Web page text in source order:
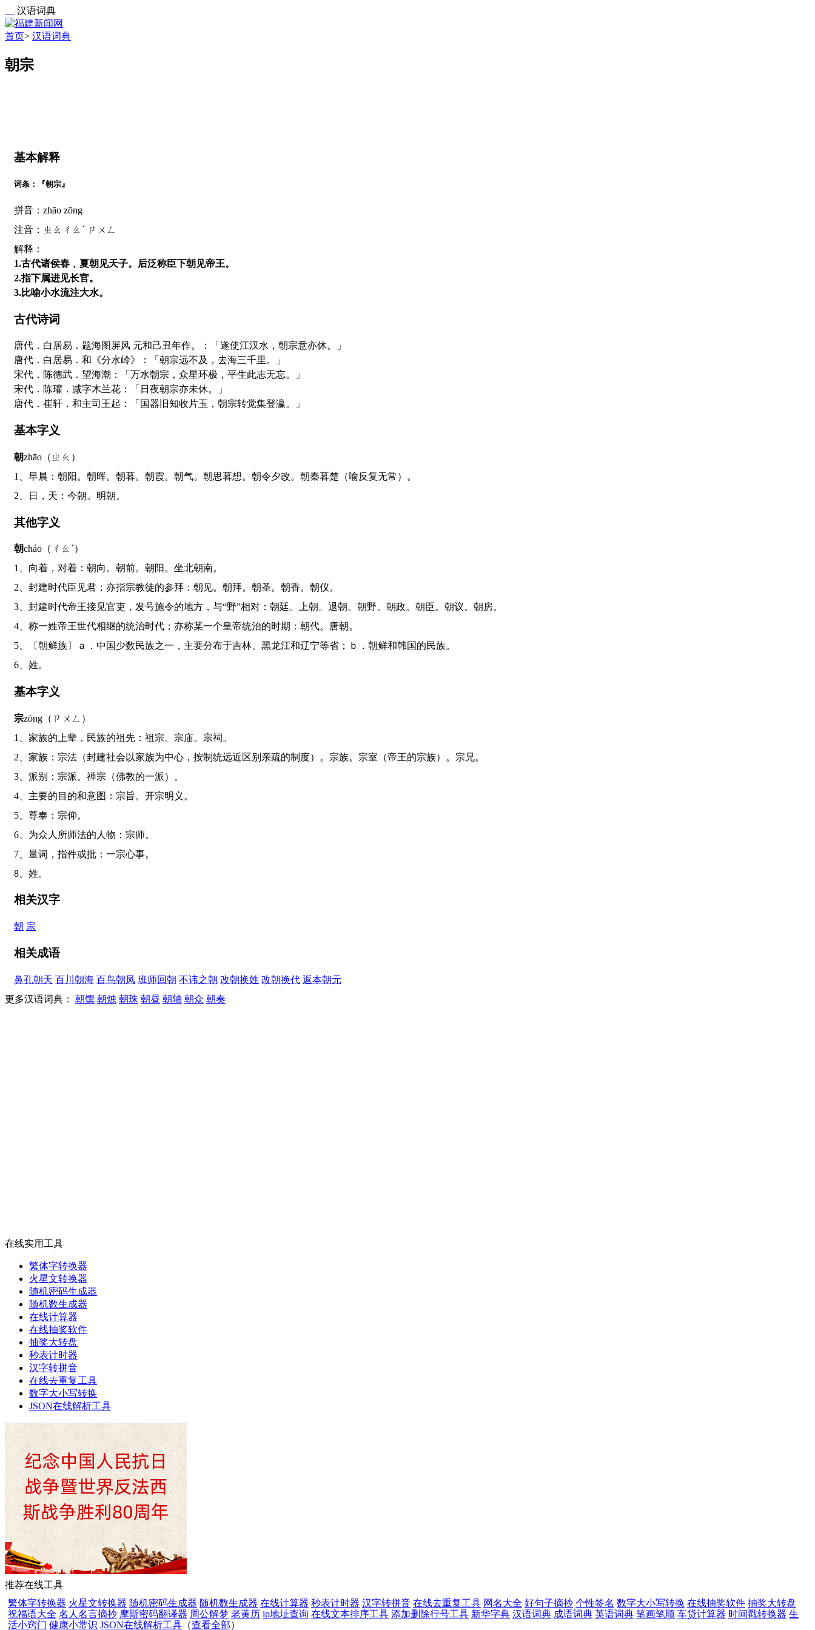
汉语词典
首页> 汉语词典
朝宗
基本解释
词条：『朝宗』
拼音：zhāo zōng
注音：ㄓㄠㄔㄠˊ ㄗㄨㄥ
解释：
1.古代诸侯春﹑夏朝见天子。后泛称臣下朝见帝王。
2.指下属进见长官。
3.比喻小水流注大水。
古代诗词
唐代．白居易．题海图屏风 元和己丑年作。：「遂使江汉水，朝宗意亦休。」
唐代．白居易．和《分水岭》：「朝宗远不及，去海三千里。」
宋代．陈德武．望海潮：「万水朝宗，众星环极，平生此志无忘。」
宋代．陈瓘．减字木兰花：「日夜朝宗亦未休。」
唐代．崔轩．和主司王起：「国器旧知收片玉，朝宗转觉集登瀛。」
基本字义
朝zhāo（ㄓㄠ）
1、早晨：朝阳。朝晖。朝暮。朝霞。朝气。朝思暮想。朝令夕改。朝秦暮楚（喻反复无常）。
2、日，天：今朝。明朝。
其他字义
朝cháo（ㄔㄠˊ）
1、向着，对着：朝向。朝前。朝阳。坐北朝南。
2、封建时代臣见君；亦指宗教徒的参拜：朝见。朝拜。朝圣。朝香。朝仪。
3、封建时代帝王接见官吏，发号施令的地方，与“野”相对：朝廷。上朝。退朝。朝野。朝政。朝臣。朝议。朝房。
4、称一姓帝王世代相继的统治时代；亦称某一个皇帝统治的时期：朝代。唐朝。
5、〔朝鲜族〕ａ．中国少数民族之一，主要分布于吉林、黑龙江和辽宁等省；ｂ．朝鲜和韩国的民族。
6、姓。
基本字义
宗zōng（ㄗㄨㄥ）
1、家族的上辈，民族的祖先：祖宗。宗庙。宗祠。
2、家族：宗法（封建社会以家族为中心，按制统远近区别亲疏的制度）。宗族。宗室（帝王的宗族）。宗兄。
3、派别：宗派。禅宗（佛教的一派）。
4、主要的目的和意图：宗旨。开宗明义。
5、尊奉：宗仰。
6、为众人所师法的人物：宗师。
7、量词，指件或批：一宗心事。
8、姓。
相关汉字
朝 宗
相关成语
鼻孔朝天 百川朝海 百鸟朝凤 班师回朝 不讳之朝 改朝换姓 改朝换代 返本朝元
更多汉语词典： 朝馔 朝烛 朝珠 朝昼 朝轴 朝众 朝奏
在线实用工具
繁体字转换器
火星文转换器
随机密码生成器
随机数生成器
在线计算器
在线抽奖软件
抽奖大转盘
秒表计时器
汉字转拼音
在线去重复工具
数字大小写转换
JSON在线解析工具
推荐在线工具
繁体字转换器 火星文转换器 随机密码生成器 随机数生成器 在线计算器 秒表计时器 汉字转拼音 在线去重复工具 网名大全 好句子摘抄 个性签名 数字大小写转换 在线抽奖软件 抽奖大转盘
祝福语大全 名人名言摘抄 摩斯密码翻译器 周公解梦 老黄历 ip地址查询 在线文本排序工具 添加删除行号工具 新华字典 汉语词典 成语词典 英语词典 笔画笔顺 车贷计算器 时间戳转换器 生
活小窍门 健康小常识 JSON在线解析工具 （查看全部）